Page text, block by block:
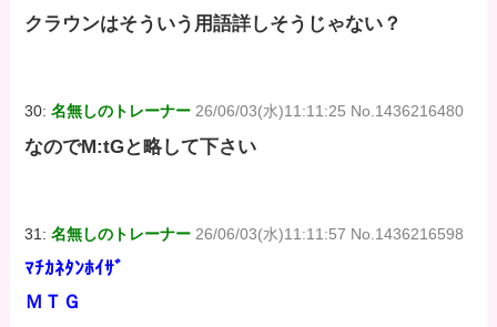
クラウンはそういう用語詳しそうじゃない？
30:名無しのトレーナー 26/06/03(水)11:11:25 No.1436216480
なのでM:tGと略して下さい
31:名無しのトレーナー 26/06/03(水)11:11:57 No.1436216598
ﾏﾁｶﾈﾀﾝﾎｲｻﾞ
ＭＴＧ